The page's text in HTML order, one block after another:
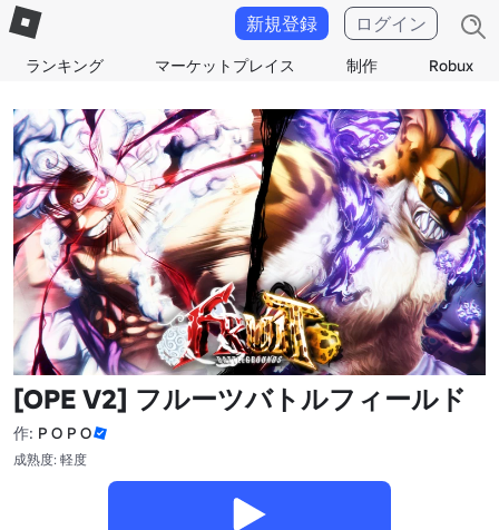
ランキング マーケットプレイス 制作 Robux
新規登録 ログイン
[OPE V2] フルーツバトルフィールド
作: P O P O
成熟度: 軽度